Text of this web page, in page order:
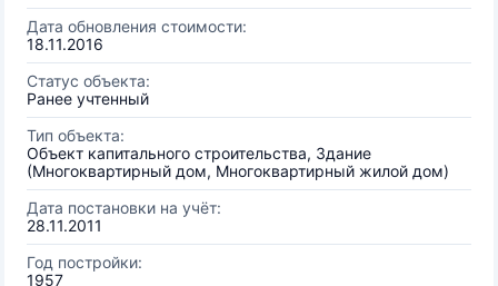
Дата обновления стоимости:
18.11.2016
Статус объекта:
Ранее учтенный
Тип объекта:
Объект капитального строительства, Здание
(Многоквартирный дом, Многоквартирный жилой дом)
Дата постановки на учёт:
28.11.2011
Год постройки:
1957